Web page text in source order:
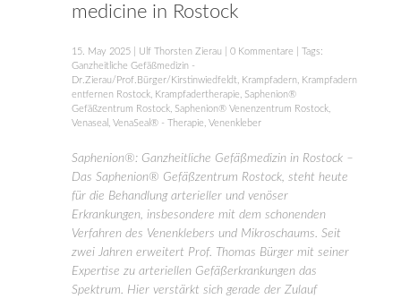
medicine in Rostock
15. May 2025 Ulf Thorsten Zierau 0 Kommentare | Tags:
Ganzheitliche Gefäßmedizin -
Dr.Zierau/Prof.Bürger/Kirstinwiedfeldt, Krampfadern, Krampfadern
entfernen Rostock, Krampfadertherapie, Saphenion®
Gefäßzentrum Rostock, Saphenion® Venenzentrum Rostock,
Venaseal , VenaSeal® - Therapie, Venenkleber
Saphenion®: Ganzheitliche Gefäßmedizin in Rostock –
Das Saphenion® Gefäßzentrum Rostock, steht heute
für die Behandlung arterieller und venöser
Erkrankungen, insbesondere mit dem schonenden
Verfahren des Venenklebers und Mikroschaums. Seit
zwei Jahren erweitert Prof. Thomas Bürger mit seiner
Expertise zu arteriellen Gefäßerkrankungen das
Spektrum. Hier verstärkt sich gerade der Zulauf